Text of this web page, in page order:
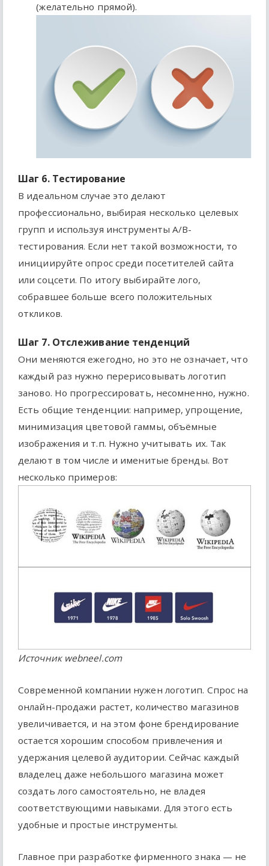
(желательно прямой).
Шаг 6. Тестирование
В идеальном случае это делают
профессионально, выбирая несколько целевых
групп и используя инструменты A/В-
тестирования. Если нет такой возможности, то
инициируйте опрос среди посетителей сайта
или соцсети. По итогу выбирайте лого,
собравшее больше всего положительных
откликов.
Шаг 7. Отслеживание тенденций
Они меняются ежегодно, но это не означает, что
каждый раз нужно перерисовывать логотип
заново. Но прогрессировать, несомненно, нужно.
Есть общие тенденции: например, упрощение,
минимизация цветовой гаммы, объёмные
изображения и т.п. Нужно учитывать их. Так
делают в том числе и именитые бренды. Вот
несколько примеров:
Источник webneel.com
Современной компании нужен логотип. Спрос на
онлайн-продажи растет, количество магазинов
увеличивается, и на этом фоне брендирование
остается хорошим способом привлечения и
удержания целевой аудитории. Сейчас каждый
владелец даже небольшого магазина может
создать лого самостоятельно, не владея
соответствующими навыками. Для этого есть
удобные и простые инструменты.
Главное при разработке фирменного знака — не